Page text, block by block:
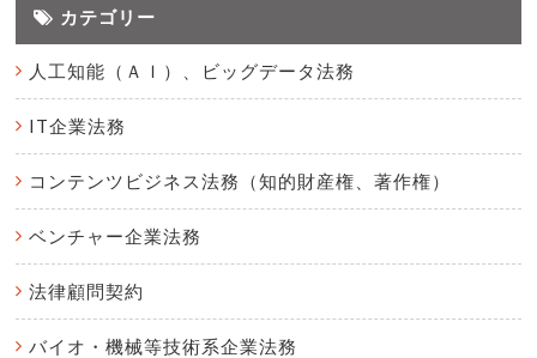
カテゴリー
人工知能（ＡＩ）、ビッグデータ法務
IT企業法務
コンテンツビジネス法務（知的財産権、著作権）
ベンチャー企業法務
法律顧問契約
バイオ・機械等技術系企業法務